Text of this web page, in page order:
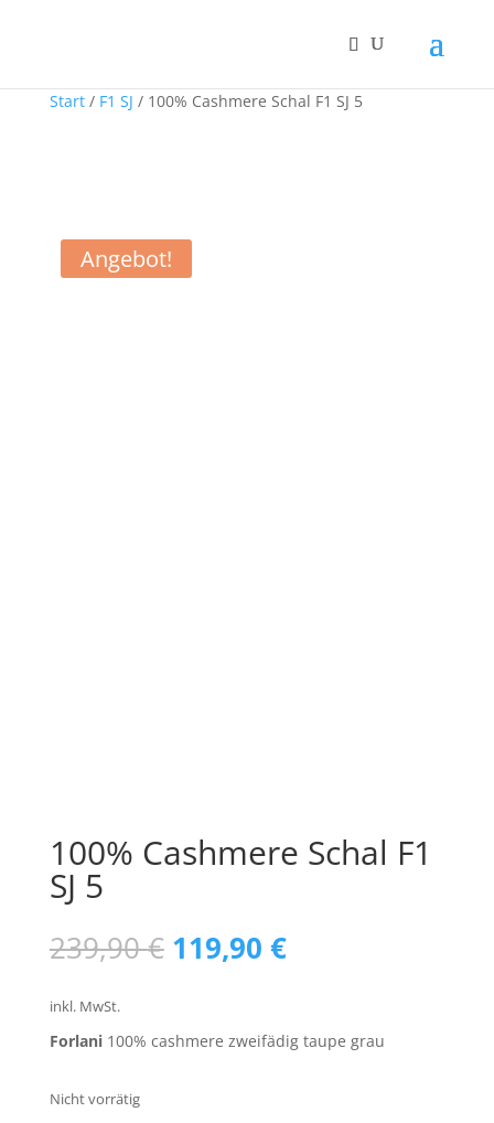
Start/ F1 SJ / 100% Cashmere Schal F1 SJ 5
Angebot!
100% Cashmere Schal F1
SJ 5
239,90€ Ursprünglicher
Preis
119,90 €Aktueller
Preis
inkl. MwSt.
Forlani100% cashmere zweifädig taupe grau
Nicht vorrätig